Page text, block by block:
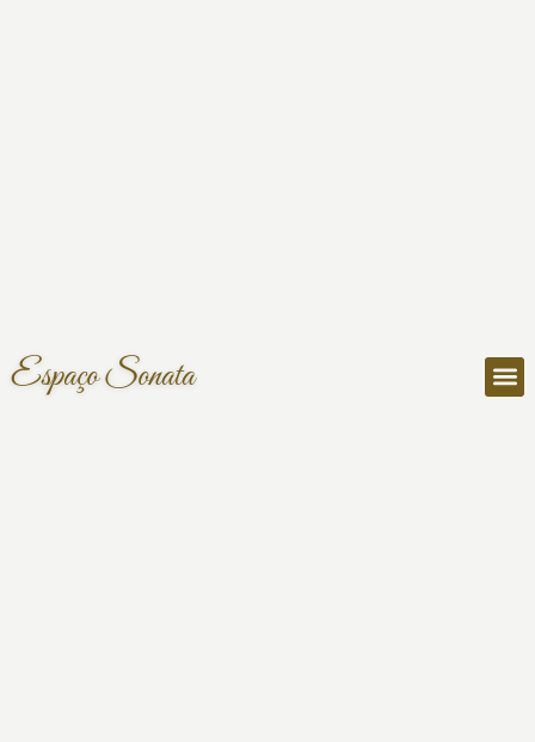
Espaço Sonata